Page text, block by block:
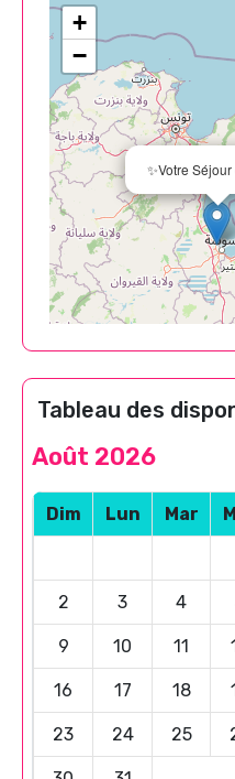
✨Votre Séjour
+
−
Tableau des
Août 2026
Dim Lun Mar
2 3 4
9 10 11
16 17 18
23 24 25